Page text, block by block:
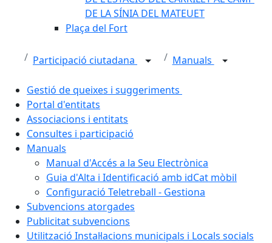
DE LA SÍNIA DEL MATEUET
Plaça del Fort
Participació ciutadana Manuals
Gestió de queixes i suggeriments
Portal d'entitats
Associacions i entitats
Consultes i participació
Manuals
Manual d'Accés a la Seu Electrònica
Guia d'Alta i Identificació amb idCat mòbil
Configuració Teletreball - Gestiona
Subvencions atorgades
Publicitat subvencions
Utilització Instal·lacions municipals i Locals socials